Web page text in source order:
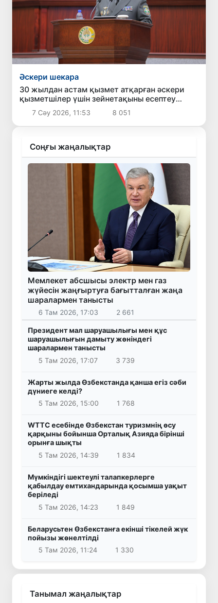
Әскери шекара
30 жылдан астам қызмет атқарған әскери
қызметшілер үшін зейнетақыны есептеу
кезінде жалақы үлесін 100 пайызға дейін
арттыру мүмкін
7 Сәу 2026, 11:53 8 051
Соңғы жаңалықтар
Мемлекет абсшысы электр мен газ
жүйесін жаңғыртуға бағытталған жаңа
шаралармен танысты
6 Там 2026, 17:03 2 661
Президент мал шаруашылығы мен құс
шаруашылығын дамыту жөніндегі
шаралармен танысты
5 Там 2026, 17:07
3 739
Жарты жылда Өзбекстанда қанша егіз сәби
дүниеге келді?
5 Там 2026, 15:00
1 768
WTTC есебінде Өзбекстан туризмнің өсу
қарқыны бойынша Орталық Азияда бірінші
орынға шықты
5 Там 2026, 14:39
1 834
Мүмкіндігі шектеулі талапкерлерге
қабылдау емтихандарында қосымша уақыт
беріледі
5 Там 2026, 14:23
1 849
Беларусьтен Өзбекстанға екінші тікелей жүк
пойызы жөнелтілді
5 Там 2026, 11:24
1 330
Танымал жаңалықтар